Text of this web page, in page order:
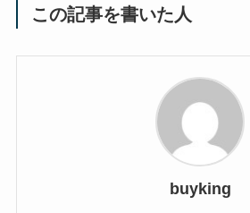
この記事を書いた人
buyking